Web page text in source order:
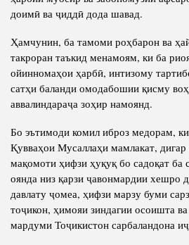
доимӣ ва ҷиддӣ дода шавад.
Ҳамчунин, ба тамоми роҳбарон ва
такроран таъкид менамоям, ки ба
ойинномаҳои ҳарбӣ, интизому
сатҳи баланди омодабошии қисму
аввалиндараҷа зоҳир намоянд.
Бо эътимоди комил иброз медорам,
Қувваҳои Мусаллаҳи мамлакат,
мақомоти ҳифзи ҳуқуқ бо садоқат ба
оянда низ қарзи ҷавонмардии хешро
давлату ҷомеа, ҳифзи марзу буми
тоҷикон, ҳимояи зиндагии осоишта
мардуми Тоҷикистон сарбаландона